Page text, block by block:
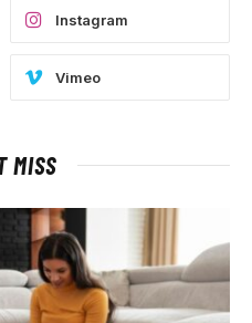
Instagram
Vimeo
MISS